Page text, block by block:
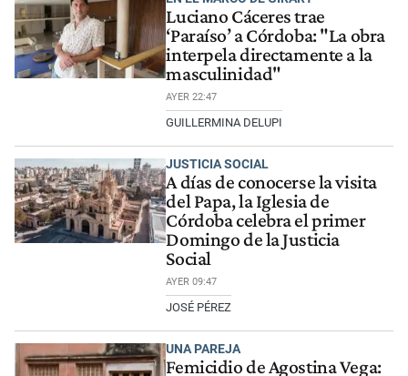
Luciano Cáceres trae
‘Paraíso’ a Córdoba: "La obra
interpela directamente a la
masculinidad"
AYER 22:47
GUILLERMINA DELUPI
JUSTICIA SOCIAL
A días de conocerse la visita
del Papa, la Iglesia de
Córdoba celebra el primer
Domingo de la Justicia
Social
AYER 09:47
JOSÉ PÉREZ
UNA PAREJA
Femicidio de Agostina Vega: